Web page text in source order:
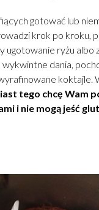
gotować lub
krok po
ugotowanie ryżu
dania,
koktajle.
tego chcę Wam
i nie mogą jeść